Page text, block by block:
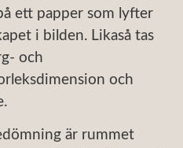
ett papper som lyfter
i bilden. Likaså tas
och
och
är rummet